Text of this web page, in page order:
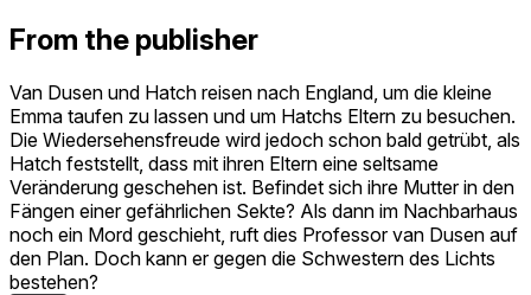
From the publisher
Van Dusen und Hatch reisen nach England, um die kleine
Emma taufen zu lassen und um Hatchs Eltern zu besuchen.
Die Wiedersehensfreude wird jedoch schon bald getrübt, als
Hatch feststellt, dass mit ihren Eltern eine seltsame
Veränderung geschehen ist. Befindet sich ihre Mutter in den
Fängen einer gefährlichen Sekte? Als dann im Nachbarhaus
noch ein Mord geschieht, ruft dies Professor van Dusen auf
den Plan. Doch kann er gegen die Schwestern des Lichts
bestehen?